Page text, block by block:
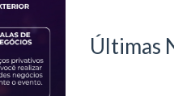
Últimas